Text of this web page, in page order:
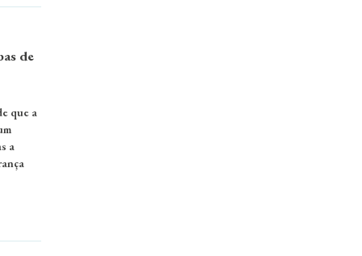
de
que a
a